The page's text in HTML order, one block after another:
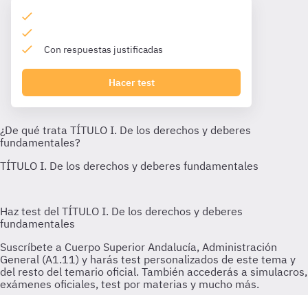
Con respuestas justificadas
Hacer test